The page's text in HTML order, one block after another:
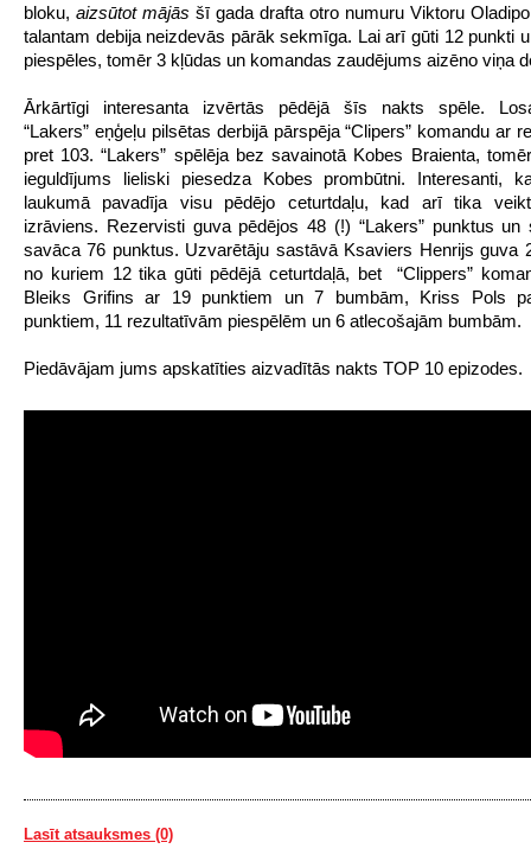
bloku, aizsūtot mājās šī gada drafta otro numuru Viktoru
talantam debija neizdevās pārāk sekmīga. Lai arī gūti 12 punkti
piespēles, tomēr 3 kļūdas un komandas zaudējums aizēno viņa
Ārkārtīgi interesanta izvērtās pēdējā šīs nakts spēle.
“Lakers” eņģeļu pilsētas derbijā pārspēja “Clipers” komandu ar
pret 103. “Lakers” spēlēja bez savainotā Kobes Braienta,
ieguldījums lieliski piesedza Kobes prombūtni. Interesanti,
laukumā pavadīja visu pēdējo ceturtdaļu, kad arī tika
izrāviens. Rezervisti guva pēdējos 48 (!) “Lakers” punktus un
savāca 76 punktus. Uzvarētāju sastāvā Ksaviers Henrijs guva
no kuriem 12 tika gūti pēdējā ceturtdaļā, bet
“Clippers”
Bleiks Grifins ar 19 punktiem un 7 bumbām, Kriss Pols
punktiem, 11 rezultatīvām piespēlēm un 6 atlecošajām bumbām.
Piedāvājam jums apskatīties aizvadītās nakts TOP 10 epizodes.
Lasīt atsauksmes (0)